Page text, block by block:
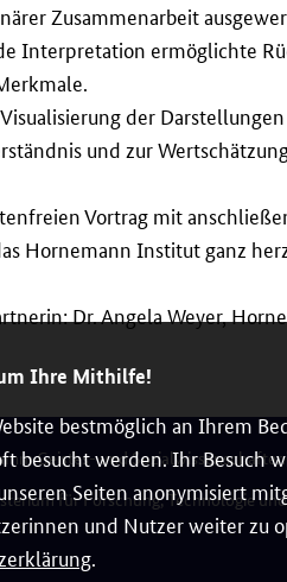
Ihre Mithilfe!
bestmöglich an Ihrem
besucht werden. Ihr Besuch
Seiten anonymisiert
und Nutzer weiter zu
.
Zusammenarbeit
Interpretation ermöglichte
der
und zur
Vortrag mit
Hornemann Institut ganz
Dr. Angela Weyer,
Geistes- und Sozialwissenschaften
für Forschung, Technologie